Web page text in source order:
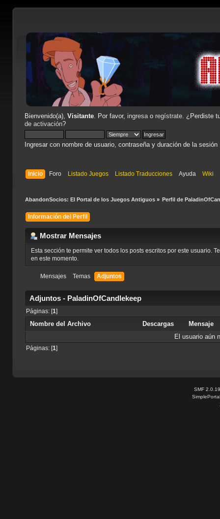
Bienvenido(a), Visitante. Por favor, ingresao regístrate. ¿Perdiste
de activación?
Ingresar con nombre de usuario, contraseña y duración de la sesión
Inicio Foro Listado Juegos Listado Traducciones Ayuda Wiki
AbandonSocios: El Portal de los Juegos Antiguos» Perfil de
Información del Perfil
Mostrar Mensajes
Esta sección te permite ver todos los posts escritos por este usuario.
en este momento.
Mensajes Temas Adjuntos
Adjuntos - PaladinOfCandlekeep
Páginas: [1]
Nombre del Archivo Descargas
Mensaje
El usuario aún
Páginas: [1]
SMF 2.0.19